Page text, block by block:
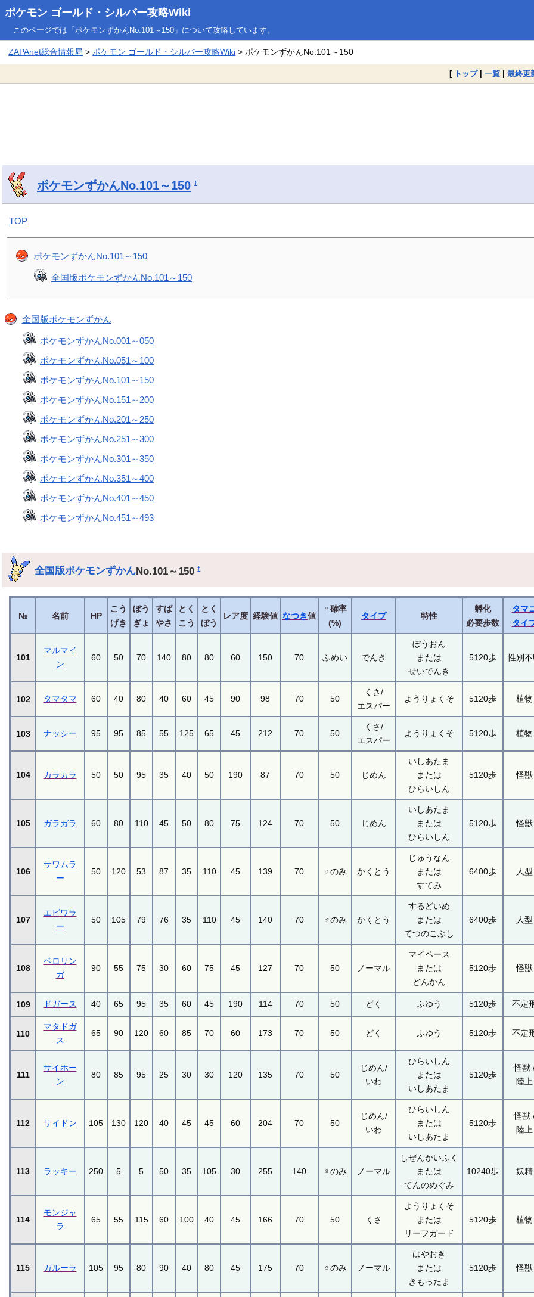
ポケモン ゴールド・シルバー攻略Wiki
このページでは「ポケモンずかんNo.101～150」について攻略しています。
ZAPAnet総合情報局 >ポケモン ゴールド・シルバー攻略Wiki > ポケモンずかんNo.101～150
[ トップ| 一覧 | 最終更
ポケモンずかんNo.101～150 †
TOP
ポケモンずかんNo.101～150
全国版ポケモンずかんNo.101～150
全国版ポケモンずかん
ポケモンずかんNo.001～050
ポケモンずかんNo.051～100
ポケモンずかんNo.101～150
ポケモンずかんNo.151～200
ポケモンずかんNo.201～250
ポケモンずかんNo.251～300
ポケモンずかんNo.301～350
ポケモンずかんNo.351～400
ポケモンずかんNo.401～450
ポケモンずかんNo.451～493
全国版ポケモンずかんNo.101～150†
№ 名前 HP
こう
げき
ぼう
ぎょ
すば
やさ
とく
こう
とく
ぼう
レア度 経験値 なつき値
♀確率
(%)
タイプ 特性
孵化
必要歩数
タマ
タイ
101
マルマイ
ン
60 50 70 140 80 80 60 150 70 ふめい でんき
ぼうおん
または
せいでんき
5120歩 性別不
102 タマタマ 60 40 80 40 60 45 90 98 70 50
くさ/
エスパー
ようりょくそ 5120歩 植物
103 ナッシー 95 95 85 55 125 65 45 212 70 50
くさ/
エスパー
ようりょくそ 5120歩 植物
104 カラカラ 50 50 95 35 40 50 190 87 70 50 じめん
いしあたま
または
ひらいしん
5120歩 怪獣
105 ガラガラ 60 80 110 45 50 80 75 124 70 50 じめん
いしあたま
または
ひらいしん
5120歩 怪獣
106
サワムラ
ー
50 120 53 87 35 110 45 139 70 ♂のみ かくとう
じゅうなん
または
すてみ
6400歩 人型
107
エビワラ
ー
50 105 79 76 35 110 45 140 70 ♂のみ かくとう
するどいめ
または
てつのこぶし
6400歩 人型
108
ベロリン
ガ
90 55 75 30 60 75 45 127 70 50 ノーマル
マイペース
または
どんかん
5120歩 怪獣
109 ドガース 40 65 95 35 60 45 190 114 70 50 どく ふゆう 5120歩 不定
110
マタドガ
ス
65 90 120 60 85 70 60 173 70 50 どく ふゆう 5120歩 不定
111
サイホー
ン
80 85 95 25 30 30 120 135 70 50
じめん/
いわ
ひらいしん
または
いしあたま
5120歩
怪獣
陸上
112 サイドン 105 130 120 40 45 45 60 204 70 50
じめん/
いわ
ひらいしん
または
いしあたま
5120歩
怪獣
陸上
113 ラッキー 250 5 5 50 35 105 30 255 140 ♀のみ ノーマル
しぜんかいふく
または
てんのめぐみ
10240歩 妖精
114
モンジャ
ラ
65 55 115 60 100 40 45 166 70 50 くさ
ようりょくそ
または
リーフガード
5120歩 植物
115 ガルーラ 105 95 80 90 40 80 45 175 70 ♀のみ ノーマル
はやおき
または
きもったま
5120歩 怪獣